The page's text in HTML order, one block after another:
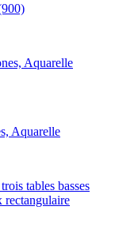
Aquarelle